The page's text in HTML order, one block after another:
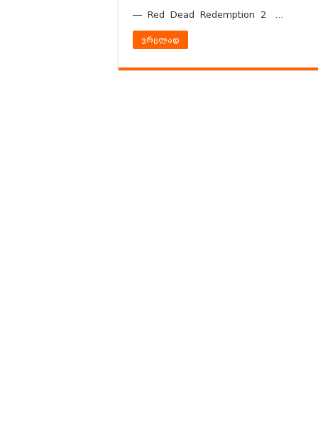
— Red Dead Redemption 2 …
ვრცლად